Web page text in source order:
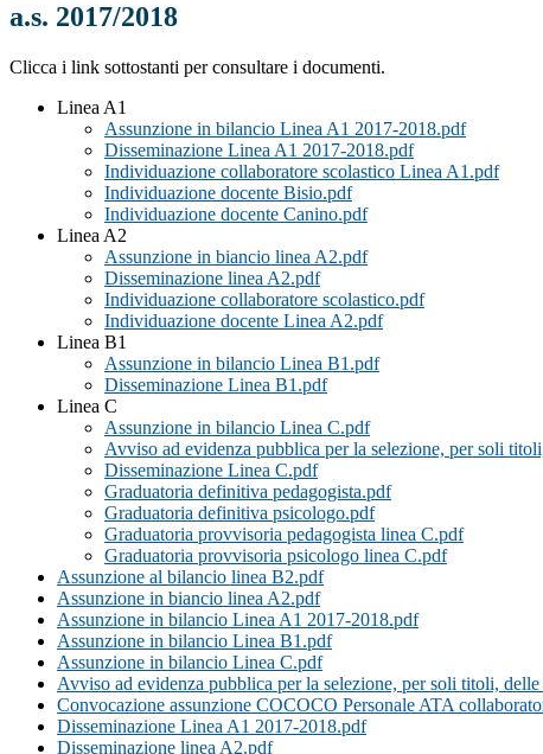
a.s. 2017/2018
Clicca i link sottostanti per consultare i documenti.
Linea A1
Assunzione in bilancio Linea A1 2017-2018.pdf
Disseminazione Linea A1 2017-2018.pdf
Individuazione collaboratore scolastico Linea A1.pdf
Individuazione docente Bisio.pdf
Individuazione docente Canino.pdf
Linea A2
Assunzione in biancio linea A2.pdf
Disseminazione linea A2.pdf
Individuazione collaboratore scolastico.pdf
Individuazione docente Linea A2.pdf
Linea B1
Assunzione in bilancio Linea B1.pdf
Disseminazione Linea B1.pdf
Linea C
Assunzione in bilancio Linea C.pdf
Avviso ad evidenza pubblica per la selezione, per soli
Disseminazione Linea C.pdf
Graduatoria definitiva pedagogista.pdf
Graduatoria definitiva psicologo.pdf
Graduatoria provvisoria pedagogista linea C.pdf
Graduatoria provvisoria psicologo linea C.pdf
Assunzione al bilancio linea B2.pdf
Assunzione in biancio linea A2.pdf
Assunzione in bilancio Linea A1 2017-2018.pdf
Assunzione in bilancio Linea B1.pdf
Assunzione in bilancio Linea C.pdf
Avviso ad evidenza pubblica per la selezione, per soli titoli,
Convocazione assunzione COCOCO Personale ATA
Disseminazione Linea A1 2017-2018.pdf
Disseminazione linea A2.pdf